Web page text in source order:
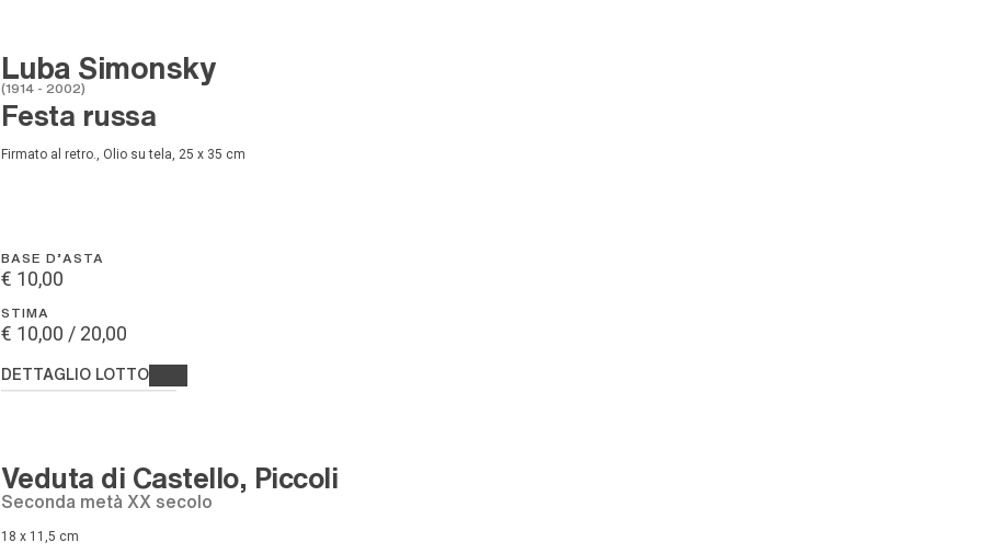
Luba Simonsky
(1914 - 2002)
Festa russa
Firmato al retro., Olio su tela, 25 x 35 cm
BASE D'ASTA
€ 10,00
STIMA
€ 10,00 / 20,00
DETTAGLIO LOTTO
Veduta di Castello, Piccoli
seconda metà XX secolo
18 x 11,5 cm